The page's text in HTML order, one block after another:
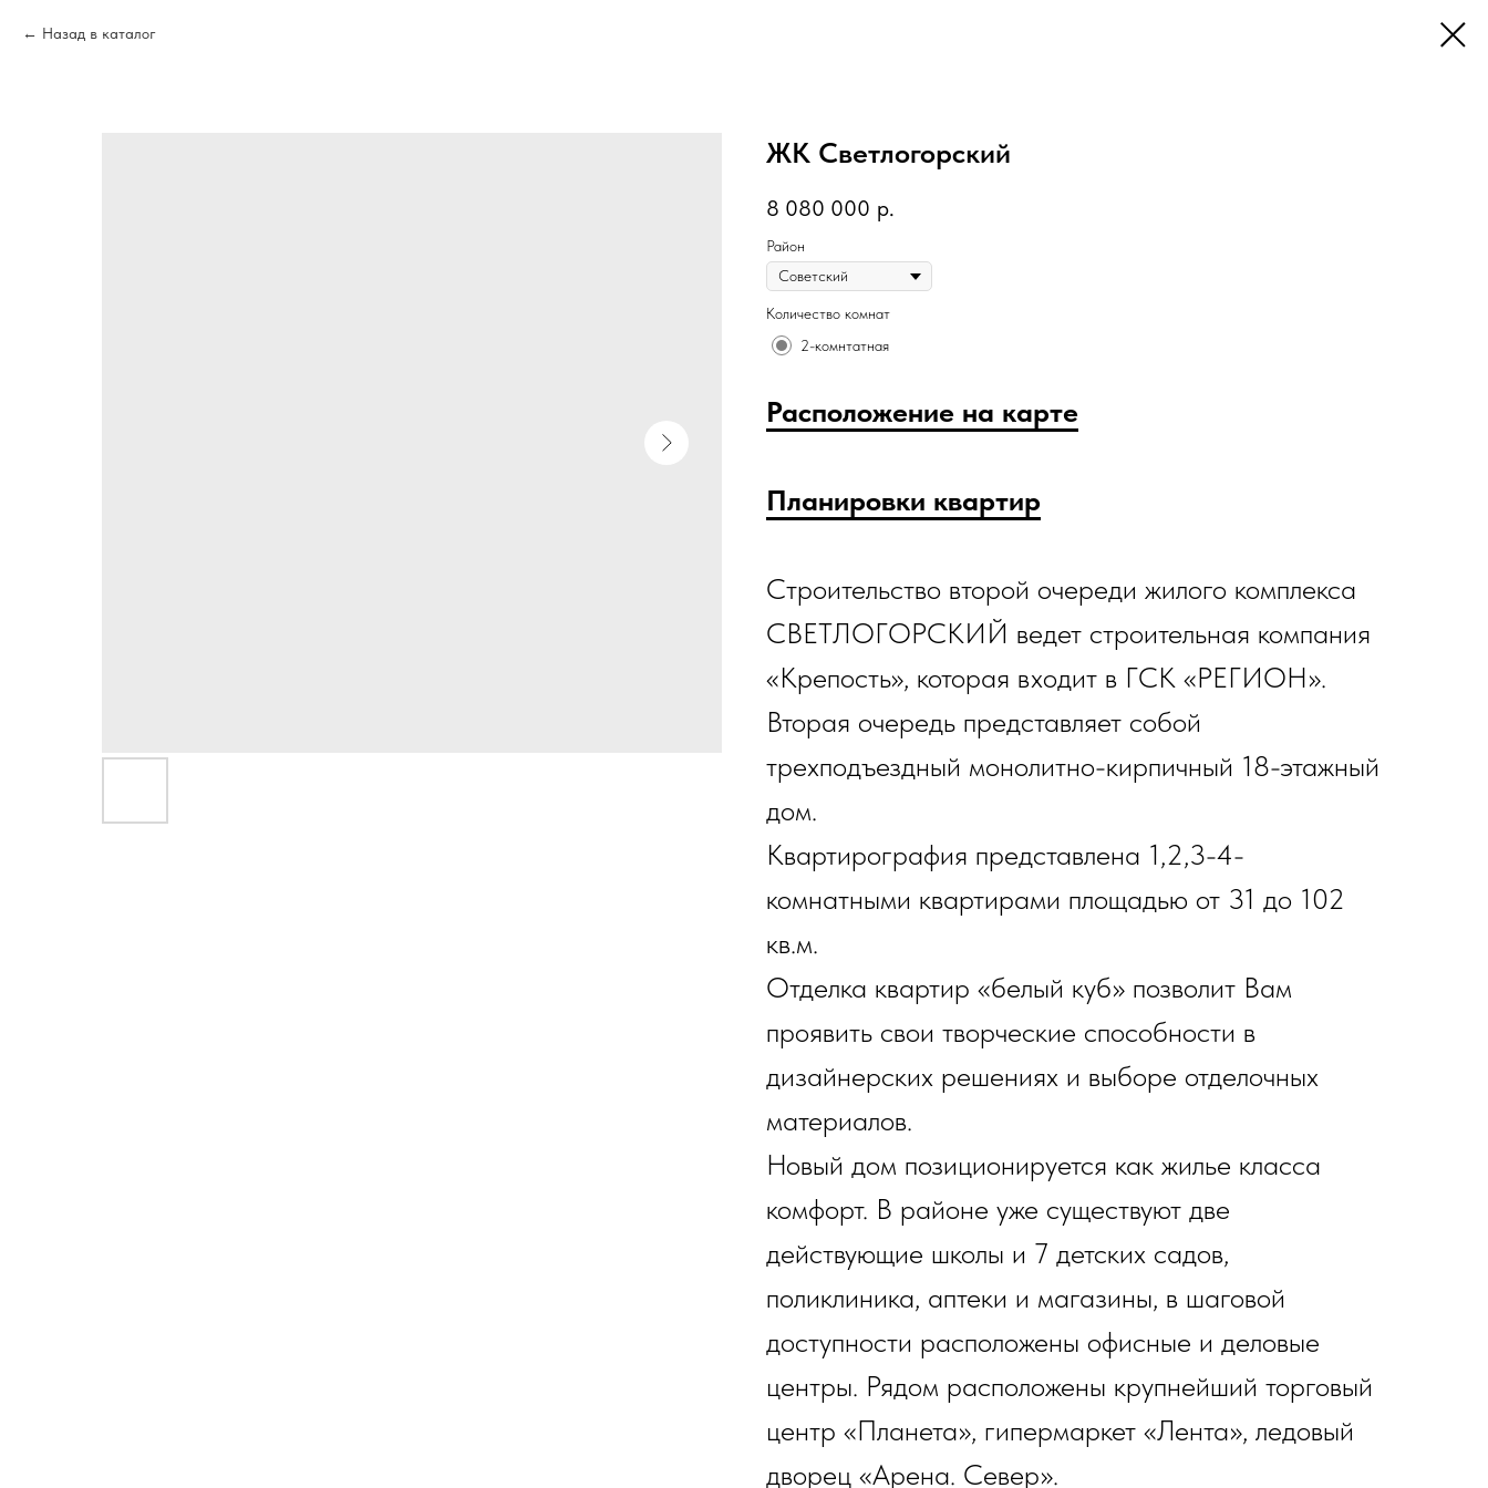
Назад в каталог
ЖК Светлогорский
8 080 000 р.
Район
Количество комнат
2-комнтатная
Расположение на карте
Планировки квартир
Строительство второй очереди жилого комплекса
СВЕТЛОГОРСКИЙ ведет строительная компания
«Крепость», которая входит в ГСК «РЕГИОН».
Вторая очередь представляет собой
трехподъездный монолитно-кирпичный 18-этажный
дом.
Квартирография представлена 1,2,3-4-
комнатными квартирами площадью от 31 до 102
кв.м.
Отделка квартир «белый куб» позволит Вам
проявить свои творческие способности в
дизайнерских решениях и выборе отделочных
материалов.
Новый дом позиционируется как жилье класса
комфорт. В районе уже существуют две
действующие школы и 7 детских садов,
поликлиника, аптеки и магазины, в шаговой
доступности расположены офисные и деловые
центры. Рядом расположены крупнейший торговый
центр «Планета», гипермаркет «Лента», ледовый
дворец «Арена. Север».